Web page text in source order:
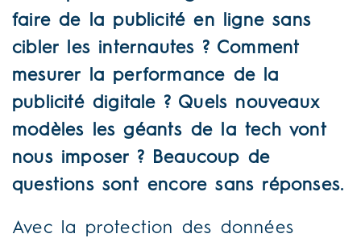
faire de la publicité en ligne sans
cibler les internautes ? Comment
mesurer la performance de la
publicité digitale ? Quels nouveaux
modèles les géants de la tech vont
nous imposer ? Beaucoup de
questions sont encore sans réponses.
Avec la protection des données